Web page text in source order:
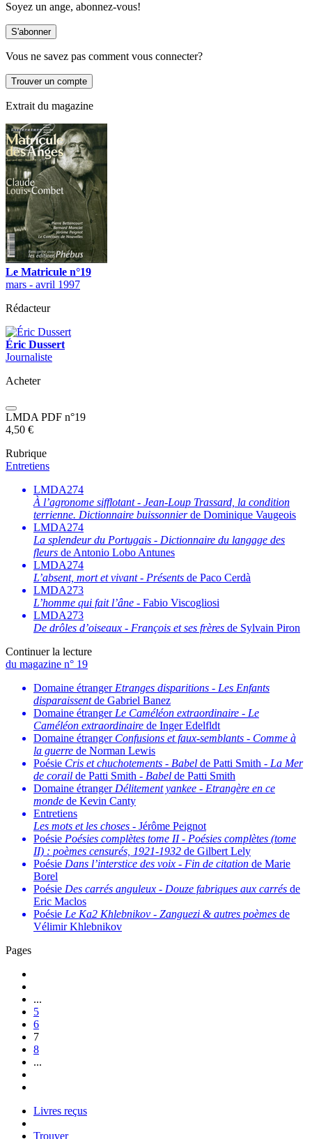
Soyez un ange, abonnez-vous!
Vous ne savez pas comment vous connecter?
Extrait du magazine
Le Matricule n°19
mars - avril 1997
Rédacteur
Éric Dussert
Journaliste
Acheter
LMDA PDF n°19
4,50 €
Rubrique
Entretiens
LMDA274
À l’agronome sifflotant - Jean-Loup Trassard, la condition
terrienne. Dictionnaire buissonnierde Dominique Vaugeois
LMDA274
La splendeur du Portugais - Dictionnaire du langage des
fleurs de Antonio Lobo Antunes
LMDA274
L’absent, mort et vivant - Présents de Paco Cerdà
LMDA273
L’homme qui fait l’âne - Fabio Viscogliosi
LMDA273
De drôles d’oiseaux - François et ses frères de Sylvain Piron
Continuer la lecture
du magazine n° 19
Domaine étranger Etranges disparitions - Les Enfants
disparaissentde Gabriel Banez
Domaine étranger Le Caméléon extraordinaire - Le
Caméléon extraordinaire de Inger Edelfldt
Domaine étranger Confusions et faux-semblants - Comme à
la guerre de Norman Lewis
Poésie Cris et chuchotements - Babel de Patti Smith - La Mer
de corail de Patti Smith - Babel de Patti Smith
Domaine étranger Délitement yankee - Etrangère en ce
monde de Kevin Canty
Entretiens
Les mots et les choses - Jérôme Peignot
Poésie Poésies complètes tome II - Poésies complètes (tome
II) : poèmes censurés, 1921-1932 de Gilbert Lely
Poésie Dans l’interstice des voix - Fin de citation de Marie
Borel
Poésie Des carrés anguleux - Douze fabriques aux carrés de
Eric Maclos
Poésie Le Ka2 Khlebnikov - Zanguezi & autres poèmes de
Vélimir Khlebnikov
Pages
...
5
6
7
8
...
Livres reçus
Trouver